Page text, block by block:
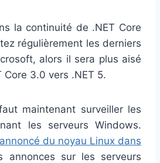
la continuité de .NET Core
régulièrement les derniers
alors il sera plus aisé
Core 3.0 vers .NET 5.
maintenant surveiller les
les serveurs Windows.
du noyau Linux dans
annonces sur les serveurs